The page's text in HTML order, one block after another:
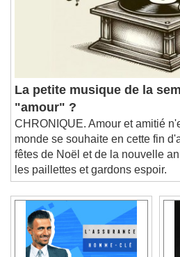
La petite musique de la
"amour" ?
CHRONIQUE. Amour et amitié
monde se souhaite en cette fin
fêtes de Noël et de la nouvelle
les paillettes et gardons espoir.